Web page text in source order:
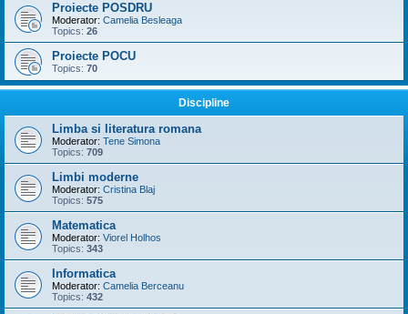
Proiecte POSDRU
Moderator: Camelia Besleaga
Topics: 26
Proiecte POCU
Topics: 70
Discipline
Limba si literatura romana
Moderator: Tene Simona
Topics: 709
Limbi moderne
Moderator: Cristina Blaj
Topics: 575
Matematica
Moderator: Viorel Holhos
Topics: 343
Informatica
Moderator: Camelia Berceanu
Topics: 432